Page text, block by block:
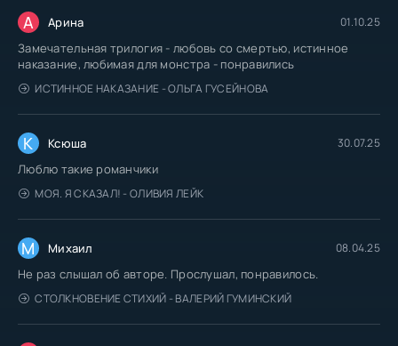
А Арина 01.10.25
Замечательная трилогия - любовь со смертью, истинное
наказание, любимая для монстра - понравились
ИСТИННОЕ НАКАЗАНИЕ - ОЛЬГА ГУСЕЙНОВА
К Ксюша 30.07.25
Люблю такие романчики
МОЯ. Я СКАЗАЛ! - ОЛИВИЯ ЛЕЙК
М Михаил 08.04.25
Не раз слышал об авторе. Прослушал, понравилось.
СТОЛКНОВЕНИЕ СТИХИЙ - ВАЛЕРИЙ ГУМИНСКИЙ